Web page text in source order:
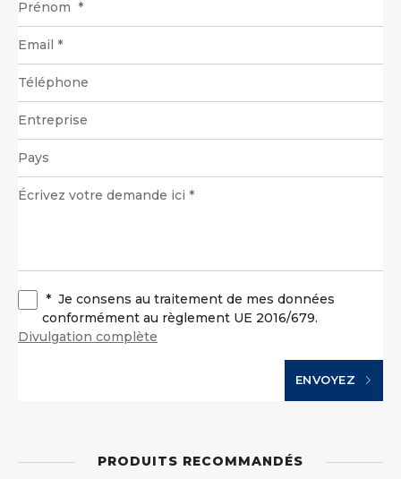
* Je consens au traitement de mes données
conformément au règlement UE 2016/679.
Divulgation complète
ENVOYEZ
PRODUITS RECOMMANDÉS